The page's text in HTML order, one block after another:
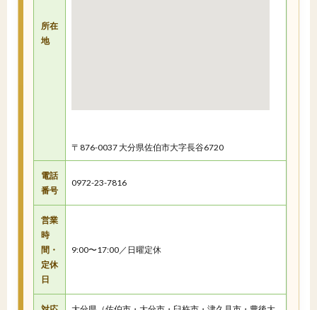
所在
地
〒876-0037 大分県佐伯市大字長谷6720
電話
番号
0972-23-7816
営業
時
間・
定休
日
9:00〜17:00／日曜定休